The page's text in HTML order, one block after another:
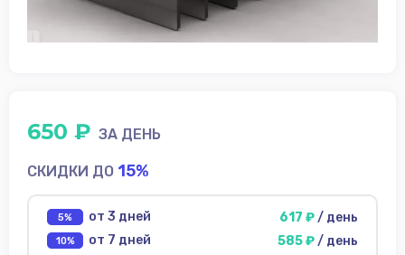
Источники
ФотоФон
Аренда
Условия
650 ₽ ЗА ДЕНЬ
СКИДКИ ДО 15%
5% от 3 дней 617 ₽/ день
10% от 7 дней 585 ₽/ день